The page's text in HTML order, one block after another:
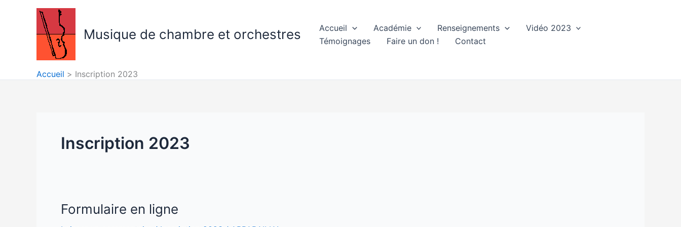
Musique de chambre et orchestres Accueil Académie Renseignements
Vidéo 2023
Témoignages
Faire un don ! Contact
Accueil Inscription 2023
Inscription 2023
Formulaire en ligne
Formulaire